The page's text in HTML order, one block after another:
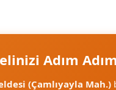
Adım
(Çamlıyayla Mah.)